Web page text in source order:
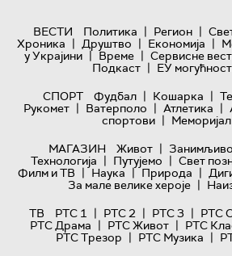
ВЕСТИ Политика | Регион |
Хроника | Друштво | Економија |
у Украјини | Време | Сервисне
Подкаст | ЕУ
СПОРТ
Фудбал | Кошарка |
Рукомет | Ватерполо | Атлетика |
спортови |
МАГАЗИН
Живот |
Технологијa | Путујемо | Свет
Филм и ТВ | Наука | Природа |
За мале велике хероје |
ТВ
РТС 1 | РТС 2 | РТС 3 | РТС
РТС Драма | РТС Живот | РТС
РТС Трезор | РТС Музика |